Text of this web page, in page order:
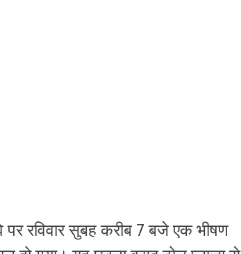
पर रविवार सुबह करीब 7 बजे एक भीषण